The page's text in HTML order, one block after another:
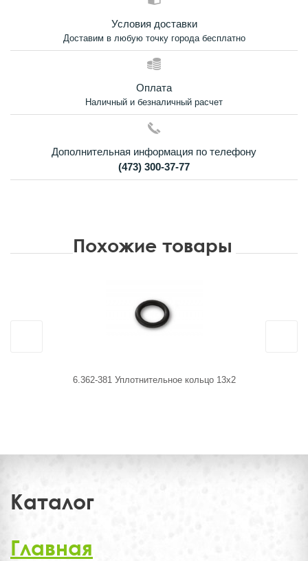
Условия доставки
Доставим в любую точку города бесплатно
Оплата
Наличный и безналичный расчет
Дополнительная информация по телефону
(473) 300-37-77
Похожие товары
6.362-381 Уплотнительное кольцо 13x2
Каталог
Главная